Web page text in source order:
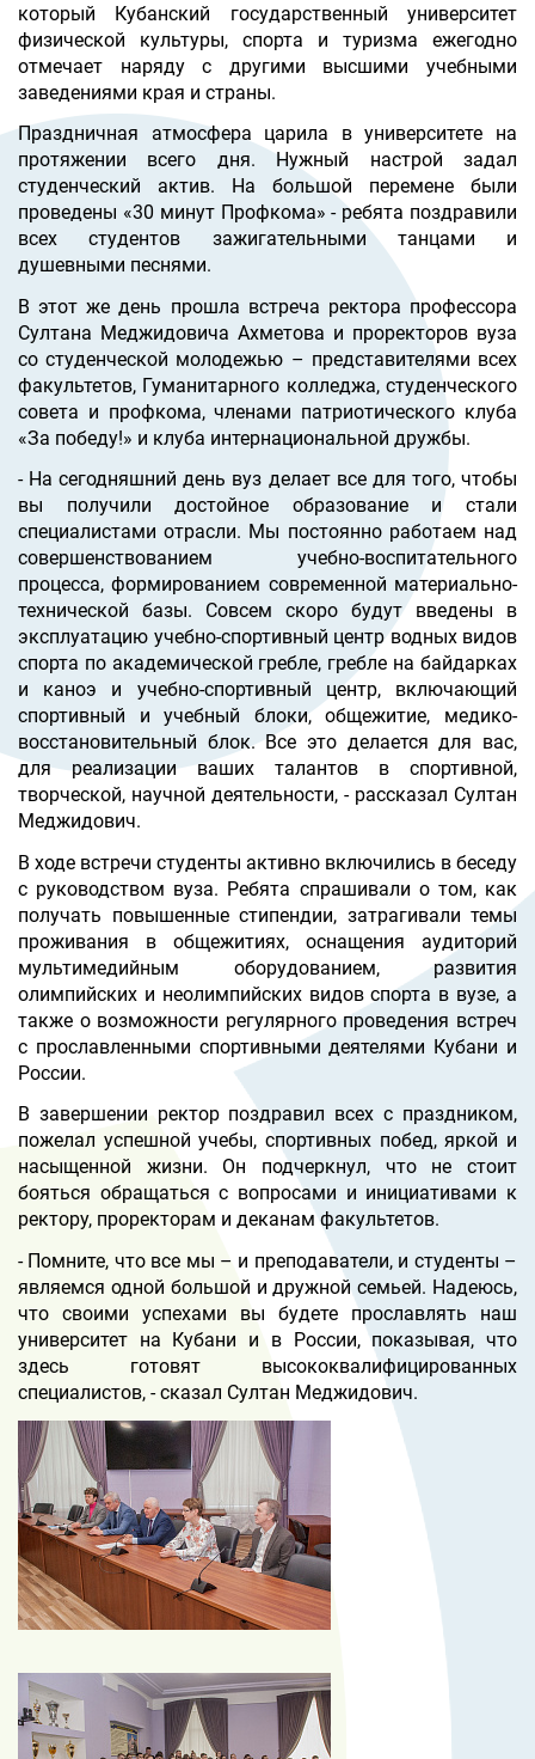
который Кубанский государственный университет
физической культуры, спорта и туризма ежегодно
отмечает наряду с другими высшими учебными
заведениями края и страны.
Праздничная атмосфера царила в университете на
протяжении всего дня. Нужный настрой задал
студенческий актив. На большой перемене были
проведены «30 минут Профкома» - ребята поздравили
всех студентов зажигательными танцами и
душевными песнями.
В этот же день прошла встреча ректора профессора
Султана Меджидовича Ахметова и проректоров вуза
со студенческой молодежью – представителями всех
факультетов, Гуманитарного колледжа, студенческого
совета и профкома, членами патриотического клуба
«За победу!» и клуба интернациональной дружбы.
- На сегодняшний день вуз делает все для того, чтобы
вы получили достойное образование и стали
специалистами отрасли. Мы постоянно работаем над
совершенствованием учебно-воспитательного
процесса, формированием современной материально-
технической базы. Совсем скоро будут введены в
эксплуатацию учебно-спортивный центр водных видов
спорта по академической гребле, гребле на байдарках
и каноэ и учебно-спортивный центр, включающий
спортивный и учебный блоки, общежитие, медико-
восстановительный блок. Все это делается для вас,
для реализации ваших талантов в спортивной,
творческой, научной деятельности, - рассказал Султан
Меджидович.
В ходе встречи студенты активно включились в беседу
с руководством вуза. Ребята спрашивали о том, как
получать повышенные стипендии, затрагивали темы
проживания в общежитиях, оснащения аудиторий
мультимедийным оборудованием, развития
олимпийских и неолимпийских видов спорта в вузе, а
также о возможности регулярного проведения встреч
с прославленными спортивными деятелями Кубани и
России.
В завершении ректор поздравил всех с праздником,
пожелал успешной учебы, спортивных побед, яркой и
насыщенной жизни. Он подчеркнул, что не стоит
бояться обращаться с вопросами и инициативами к
ректору, проректорам и деканам факультетов.
- Помните, что все мы – и преподаватели, и студенты –
являемся одной большой и дружной семьей. Надеюсь,
что своими успехами вы будете прославлять наш
университет на Кубани и в России, показывая, что
здесь готовят высококвалифицированных
специалистов, - сказал Султан Меджидович.